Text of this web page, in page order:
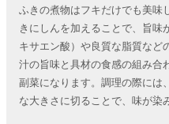
ふきの煮物はフキだけでも美味
きにしんを加えることで、旨味
キサエン酸）や良質な脂質など
汁の旨味と具材の食感の組み合
副菜になります。調理の際には
な大きさに切ることで、味が染